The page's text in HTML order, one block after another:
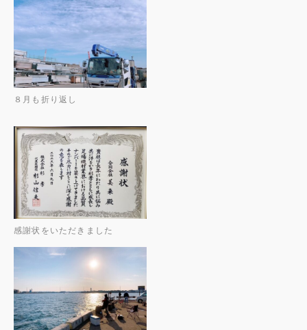
８月も折り返し
感謝状をいただきました